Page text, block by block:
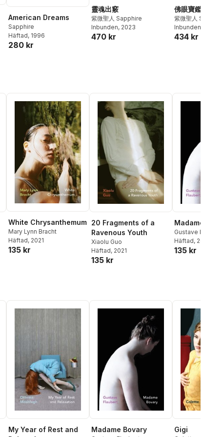
American Dreams
Sapphire
Häftad, 1996
280 kr
靈魂出竅
紫微聖人 Sapphire
Inbunden, 2023
470 kr
佛眼寶鑑
紫微聖人
Inbunden
434 kr
White Chrysanthemum
Mary Lynn Bracht
Häftad, 2021
135 kr
20 Fragments of a
Ravenous Youth
Xiaolu Guo
Häftad, 2021
135 kr
Madame
Gustave Flaubert
Häftad, 2021
135 kr
My Year of Rest and
Madame Bovary Gigi